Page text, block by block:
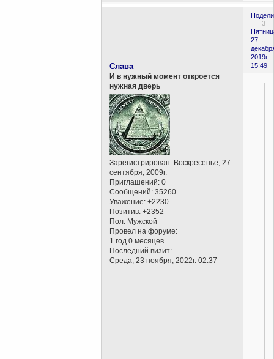
3
27
2019г.
15:49
Слава
И в нужный момент откроется
нужная дверь
Зарегистрирован: Воскресенье, 27
сентября, 2009г.
Приглашений: 0
Сообщений: 35260
Уважение: +2230
Позитив: +2352
Пол: Мужской
Провел на форуме:
1 год 0 месяцев
Последний визит:
Среда, 23 ноября, 2022г. 02:37